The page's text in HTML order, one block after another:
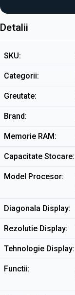
Detalii
SKU
Categorii
Greutate
Brand
Memorie RAM
Capacitate Stocare
Model Procesor
Diagonala Display
Rezolutie Display
Tehnologie Display
Functii